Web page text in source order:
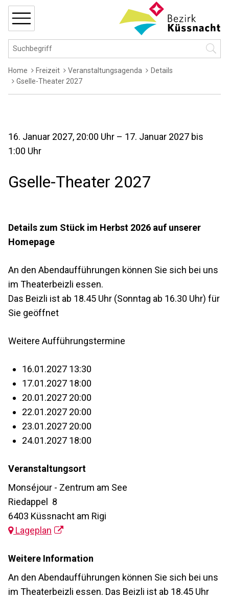
Navigieren in Küssnacht
Schnellnavigation
Hauptnavigation
Suchbegriff
Breadcrumb
Home Freizeit Veranstaltungsagenda
Details
Gselle-Theater 2027
16. Januar 2027, 20:00 Uhr – 17. Januar 2027 bis
1:00 Uhr
Gselle-Theater 2027
Details zum Stück im Herbst 2026 auf unserer
Homepage
An den Abendaufführungen können Sie sich bei uns
im Theaterbeizli essen.
Das Beizli ist ab 18.45 Uhr (Sonntag ab 16.30 Uhr) für
Sie geöffnet
Weitere Aufführungstermine
16.01.2027 13:30
17.01.2027 18:00
20.01.2027 20:00
22.01.2027 20:00
23.01.2027 20:00
24.01.2027 18:00
Veranstaltungsort
Monséjour - Zentrum am See
Riedappel 8
6403 Küssnacht am Rigi
Lageplan
Weitere Information
An den Abendaufführungen können Sie sich bei uns
im Theaterbeizli essen. Das Beizli ist ab 18.45 Uhr